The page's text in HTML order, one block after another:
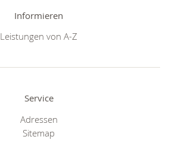
Informieren
Leistungen von A-Z
Service
Adressen
Sitemap